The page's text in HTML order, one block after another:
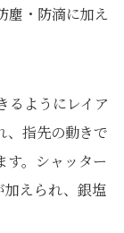
塵・防滴に加え
るようにレイア
、指先の動きで
す。シャッター
加えられ、銀塩